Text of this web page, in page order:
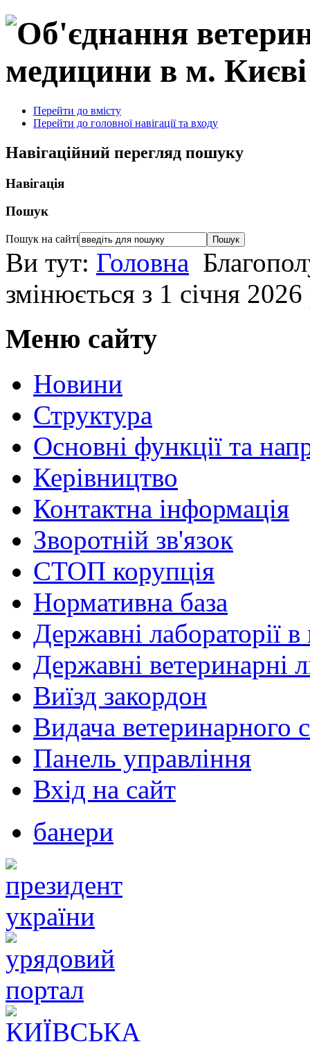
Перейти до вмісту
Перейти до головної навігації та входу
Навігаційний перегляд пошуку
Навігація
Пошук
Пошук на сайті
Ви тут: Головна
змінюється з 1 січня
Меню сайту
Новини
Структура
Основні функції та
Керівництво
Контактна інформація
Зворотній зв'язок
СТОП корупція
Нормативна база
Державні лабораторії
Державні ветеринарні
Виїзд закордон
Видача ветеринарного
Панель управління
Вхід на сайт
банери